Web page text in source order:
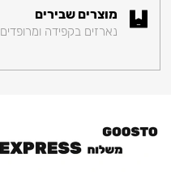
מוצרים שבירים
נארזים בקפידה ומרופדים